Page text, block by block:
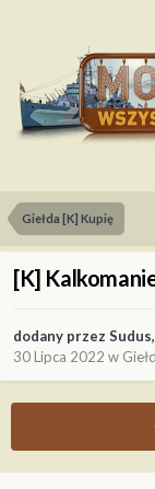
Giełda [K] Kupię
[K]
dodany przez Sudus,
30 Lipca 2022 w